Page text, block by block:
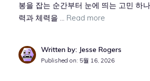
봉을 잡는 순간부터 눈에 띄는 고민 하
력과 체력을 … Read more
Written by: Jesse Rogers
Published on: 5월 16, 2026